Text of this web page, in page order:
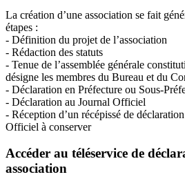
La création d’une association se fait
étapes :
- Définition du projet de l’association
- Rédaction des statuts
- Tenue de l’assemblée générale
désigne les membres du Bureau et du
- Déclaration en Préfecture ou Sous-
- Déclaration au Journal Officiel
- Réception d’un récépissé de
Officiel à conserver
Accéder au téléservice de
association